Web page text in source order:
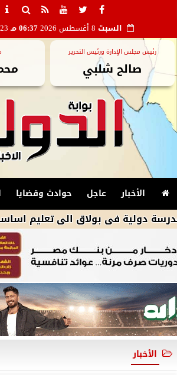
السبت 06:37 مـ 23 صفر 1448
رئيس مجلس الإدارة ورئيس التحرير
صالح شلبي
الأخبار عاجل حوادث وقضايا
فى بولاق الى تعليم اساسى
الأخبار